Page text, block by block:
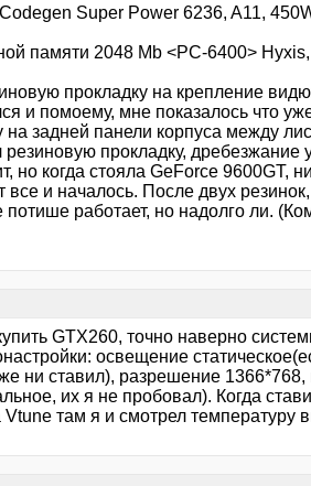
Super Power 6236, A11,
памяти 2048 Mb <PC-6400>
прокладку на крепление
и помоему, мне показалось что
на задней панели корпуса между
резиновую прокладку,
но когда стояла GeForce 9600GT,
все и началось. После двух
потише работает, но надолго ли.
GTХ260, точно наверно
освещение
ни ставил), разрешение
их я не пробовал). Когда
Vtune там я и смотрел температуру